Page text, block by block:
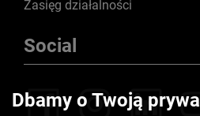
Zasięg działalności
Social
Dbamy o Twoją